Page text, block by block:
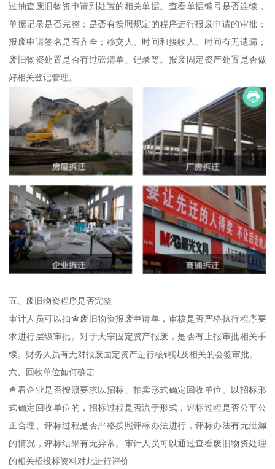
过抽查废旧物资申请到处置的相关单据。查看单据编号是否连续，
单据记录是否完整；是否有按照规定的程序进行报废申请的审批；
报废申请签名是否齐全；移交人、时间和接收人、时间有无遗漏；
废旧物资处置是否有过磅清单、记录等。报废固定资产处置是否做
好相关登记管理。
五、废旧物资程序是否完整
审计人员可以抽查废旧物资报废申请单，审核是否严格执行程序要
求进行层级审批。对于大宗固定资产报废，是否有上报审批相关手
续。财务人员有无对报废固定资产进行核销以及相关的会签审批。
六、回收单位如何确定
查看企业是否按照要求以招标、拍卖形式确定回收单位。以招标形
式确定回收单位的，招标过程是否流于形式，评标过程是否公平公
正合理、评标过程是否严格按照评标办法进行，评标办法有无泄漏
的情况，评标结果有无异常。审计人员可以通过查看废旧物资处理
的相关招投标资料对此进行评价